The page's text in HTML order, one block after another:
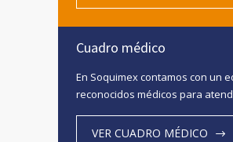
Cuadro médico
En Soquimex contamos con un
reconocidos médicos para
VER CUADRO MÉDICO